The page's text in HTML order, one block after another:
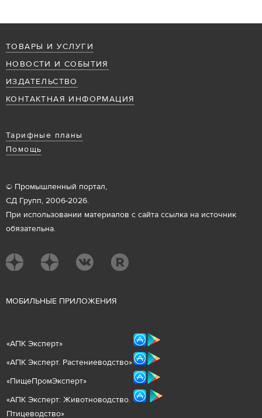
ТОВАРЫ И УСЛУГИ
НОВОСТИ И СОБЫТИЯ
ИЗДАТЕЛЬСТВО
КОНТАКТНАЯ ИНФОРМАЦИЯ
Тарифные планы
Помощь
© Промышленный портал,
СД Групп, 2006-2026.
При использовании материалов с сайта ссылка на источник
обязательна.
МОБИЛЬНЫЕ ПРИЛОЖЕНИЯ
«АПК Эксперт»
«АПК Эксперт. Растениеводство»
«ПищеПромЭксперт»
«АПК Эксперт: Животноводство.
Птицеводство»